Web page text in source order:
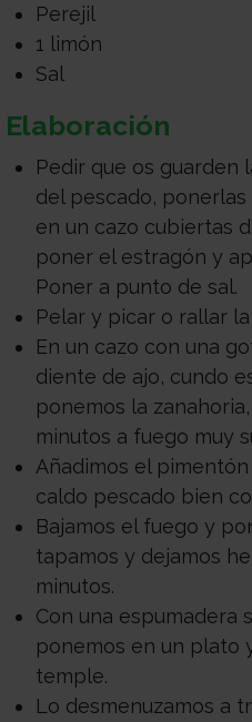
Perejil
1 limón
Sal
Elaboración
Pedir que os guarden
del pescado,
en un cazo cubiertas
poner el estragón y
Poner a punto de sal.
Pelar y picar o rallar
En un cazo con una
diente de ajo, cundo
ponemos la
minutos a fuego muy
Añadimos el
caldo pescado bien
Bajamos el fuego y
tapamos y dejamos
minutos.
Con una espumadera
ponemos en un plato
temple.
Lo desmenuzamos a